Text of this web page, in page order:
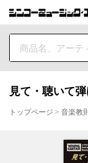
見て・聴いて
トップページ > 音楽教則